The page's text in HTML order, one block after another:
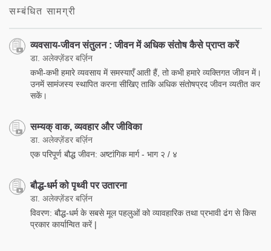
सम्बंधित सामग्री
व्यवसाय-जीवन संतुलन : जीवन में अधिक संतोष कैसे प्राप्त करें
डा. अलेक्ज़ेंडर बर्ज़िन
कभी-कभी हमारे व्यवसाय में समस्याएँ आती हैं, तो कभी हमारे व्यक्तिगत जीवन में।
उनमें सामंजस्य स्थापित करना सीखिए ताकि अधिक संतोषप्रद जीवन व्यतीत कर
सकें।
सम्यक् वाक, व्यवहार और जीविका
डा. अलेक्ज़ेंडर बर्ज़िन
एक परिपूर्ण बौद्ध जीवन: अष्टांगिक मार्ग - भाग २ / ४
बौद्ध-धर्म को पृथ्वी पर उतारना
डा. अलेक्ज़ेंडर बर्ज़िन
विवरण: बौद्ध-धर्म के सबसे मूल पहलुओं को व्यावहारिक तथा प्रभावी ढंग से किस
प्रकार कार्यान्वित करें |